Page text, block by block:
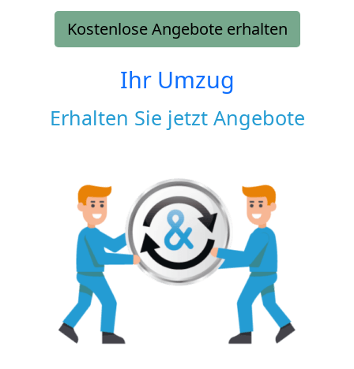
Kostenlose Angebote erhalten
Ihr Umzug
Erhalten Sie jetzt Angebote